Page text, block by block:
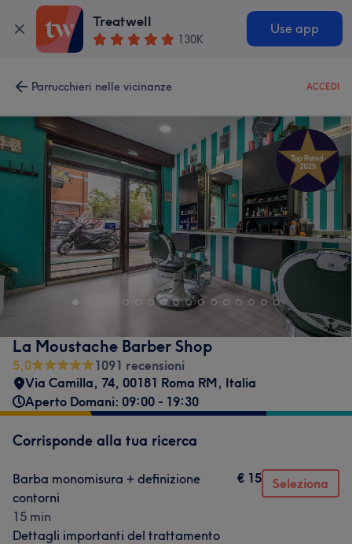
Treatwell
130K
Use app
Parrucchieri nelle vicinanze ACCEDI
La Moustache Barber Shop
5,0
1091 recensioni
Via Camilla, 74, 00181 Roma RM, Italia
Aperto Domani: 09:00 - 19:30
Corrisponde alla tua ricerca
Barba monomisura + definizione
contorni
15 min
Dettagli importanti del trattamento
€ 15 Seleziona